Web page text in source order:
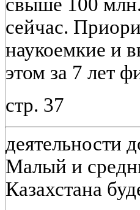
свыше 100
сейчас.
наукоемкие и
этом за 7 лет
стр. 37
деятельности
Малый и
Казахстана